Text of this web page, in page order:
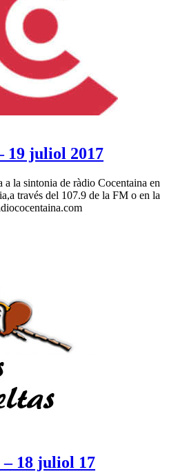
19 juliol 2017
la sintonia de ràdio Cocentaina en
través del 107.9 de la FM o en la
18 juliol 17